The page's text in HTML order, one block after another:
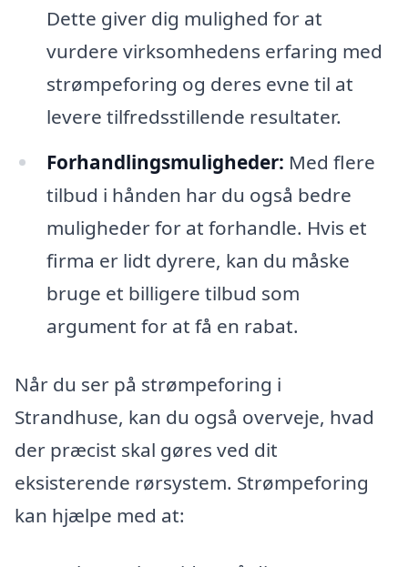
Dette giver dig mulighed for at
vurdere virksomhedens erfaring med
strømpeforing og deres evne til at
levere tilfredsstillende resultater.
Forhandlingsmuligheder: Med flere
tilbud i hånden har du også bedre
muligheder for at forhandle. Hvis et
firma er lidt dyrere, kan du måske
bruge et billigere tilbud som
argument for at få en rabat.
Når du ser på strømpeforing i
Strandhuse, kan du også overveje, hvad
der præcist skal gøres ved dit
eksisterende rørsystem. Strømpeforing
kan hjælpe med at: